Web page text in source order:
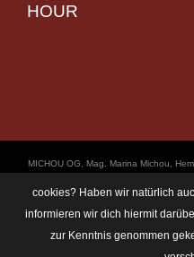
HOUR
ΜICHOU OG, Mag. Marina Michou,
https://linz.bar/marinamichou/ Telefon:
Öffnungszeiten: Di - Do: 17:30 - 01:00
unserer Veranstaltungen machen
Einverständnis unserer Gäste setzen
cookies? Haben wir natürlich
informieren wir dich hiermit
zur Kenntnis genommen